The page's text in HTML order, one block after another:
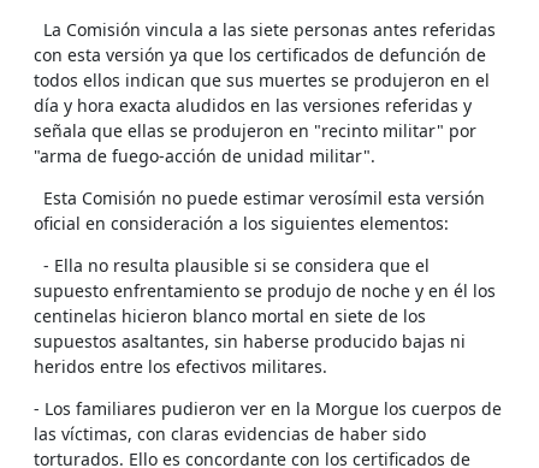
La Comisión vincula a las siete personas antes referidas
con esta versión ya que los certificados de defunción de
todos ellos indican que sus muertes se produjeron en el
día y hora exacta aludidos en las versiones referidas y
señala que ellas se produjeron en "recinto militar" por
"arma de fuego-acción de unidad militar".
Esta Comisión no puede estimar verosímil esta versión
oficial en consideración a los siguientes elementos:
- Ella no resulta plausible si se considera que el
supuesto enfrentamiento se produjo de noche y en él los
centinelas hicieron blanco mortal en siete de los
supuestos asaltantes, sin haberse producido bajas ni
heridos entre los efectivos militares.
- Los familiares pudieron ver en la Morgue los cuerpos de
las víctimas, con claras evidencias de haber sido
torturados. Ello es concordante con los certificados de